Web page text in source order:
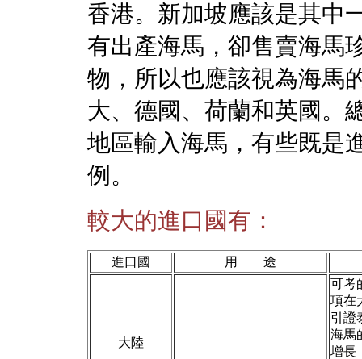
香港。新加坡應該是其中
有出產海馬，卻售賣海馬
物，所以也應該視為海馬
大、德國、荷蘭和英國。
地區輸入海馬，有些既是
例。
較大的進口國有：
進口國 用 途
大陸
可考
項在
引證
海馬
增長